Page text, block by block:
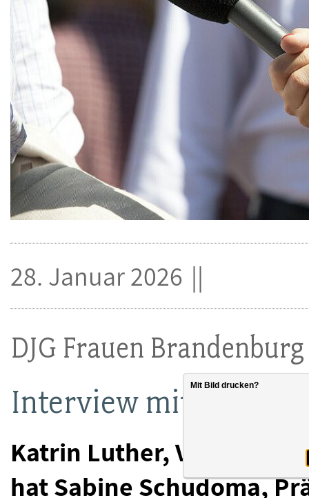
DJG Frauen Brandenburg
Interview mit Sabine
Katrin Luther,
hat Sabine Schudoma,
28. Januar 2026
Mit Bild drucken?